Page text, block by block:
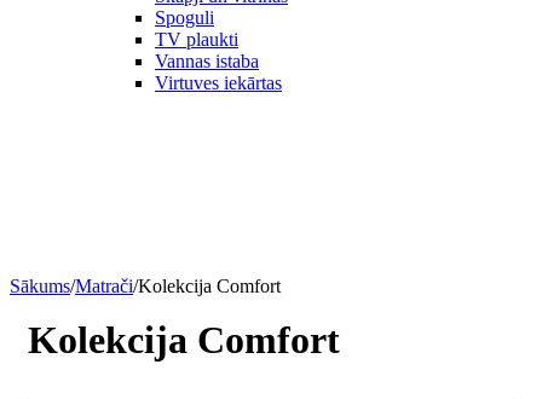
Spoguli
TV plaukti
Vannas istaba
Virtuves iekārtas
Sākums/Matrači/Kolekcija Comfort
Kolekcija Comfort